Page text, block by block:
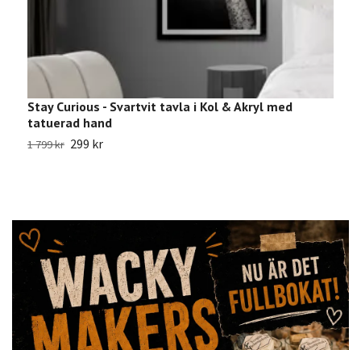
Stay Curious - Svartvit tavla i Kol & Akryl med
tatuerad hand
1 799 kr 299 kr